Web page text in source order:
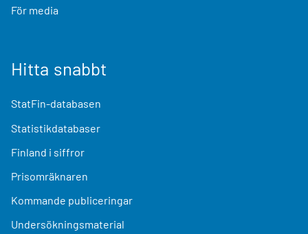
För media
Hitta snabbt
StatFin-databasen
Statistikdatabaser
Finland i siffror
Prisomräknaren
Kommande publiceringar
Undersökningsmaterial